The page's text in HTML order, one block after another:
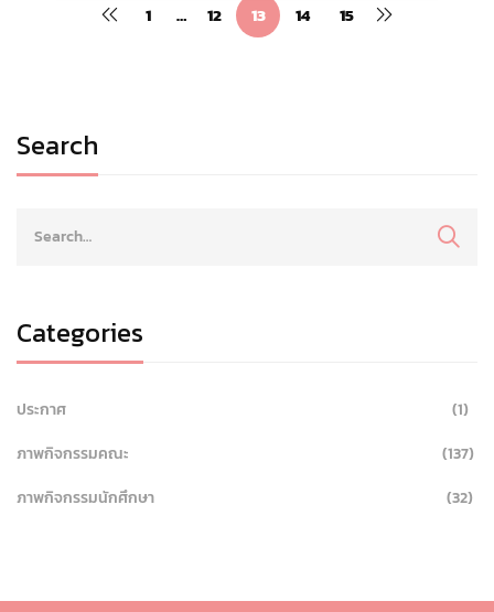
1 … 12 13 14 15
Search
Categories
ประกาศ
(1)
ภาพกิจกรรมคณะ
(137)
ภาพกิจกรรมนักศึกษา
(32)